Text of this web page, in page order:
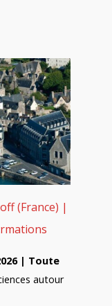
(France) |
| Toute
autour